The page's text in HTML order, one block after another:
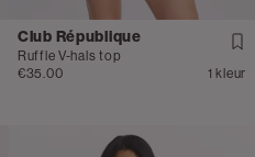
Club République
Ruffle V-hals top
€35.00
1 kleur